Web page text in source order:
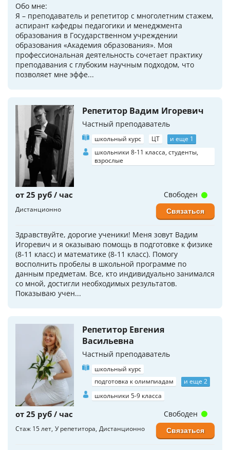
Обо мне:
Я – преподаватель и репетитор с многолетним стажем,
аспирант кафедры педагогики и менеджмента
образования в Государственном учреждении
образования «Академия образования». Моя
профессиональная деятельность сочетает практику
преподавания с глубоким научным подходом, что
позволяет мне эффе...
Репетитор Вадим Игоревич
Частный преподаватель
школьный курс ЦТ
и еще 1
школьники 8-11 класса, студенты,
взрослые
от 25 руб / час
Дистанционно
Здравствуйте, дорогие ученики! Меня зовут Вадим
Игоревич и я оказываю помощь в подготовке к физике
(8-11 класс) и математике (8-11 класс). Помогу
восполнить пробелы в школьной программе по
данным предметам. Все, кто индивидуально занимался
со мной, достигли необходимых результатов.
Показываю учен...
Свободен
Связаться
Репетитор Евгения
Васильевна
Частный преподаватель
школьный курс
подготовка к олимпиадам
и еще 2
школьники 5-9 класса
от 25 руб / час
Стаж 15 лет У репетитора Дистанционно
Свободен
Связаться